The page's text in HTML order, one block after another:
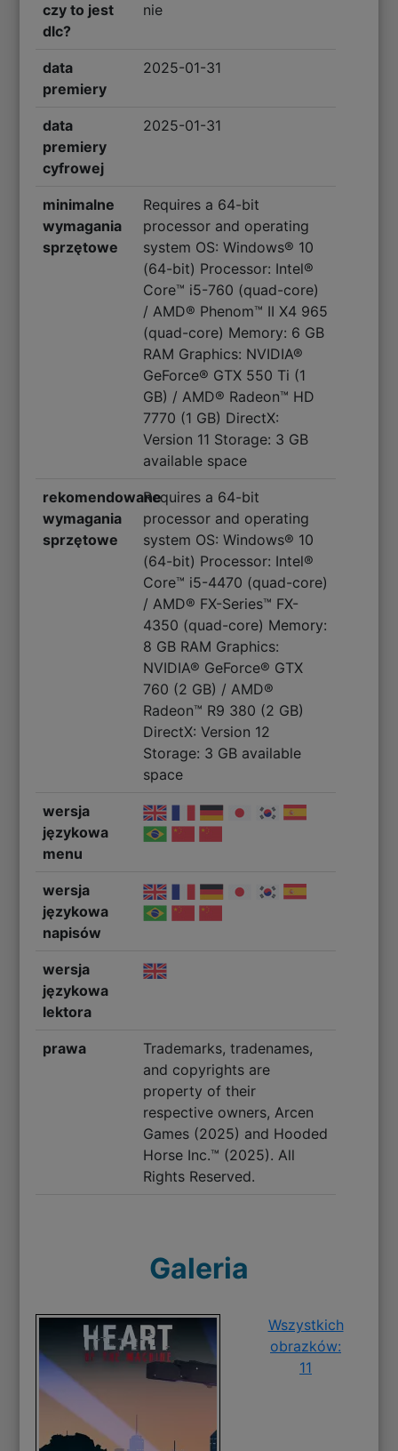
czy to jest
dlc?
nie
data
premiery
2025-01-31
data
premiery
cyfrowej
2025-01-31
minimalne
wymagania
sprzętowe
Requires a 64-bit
processor and operating
system OS: Windows® 10
(64-bit) Processor: Intel®
Core™ i5-760 (quad-core)
/ AMD® Phenom™ II X4 965
(quad-core) Memory: 6 GB
RAM Graphics: NVIDIA®
GeForce® GTX 550 Ti (1
GB) / AMD® Radeon™ HD
7770 (1 GB) DirectX:
Version 11 Storage: 3 GB
available space
rekomendowane
wymagania
sprzętowe
Requires a 64-bit
processor and operating
system OS: Windows® 10
(64-bit) Processor: Intel®
Core™ i5-4470 (quad-core)
/ AMD® FX-Series™ FX-
4350 (quad-core) Memory:
8 GB RAM Graphics:
NVIDIA® GeForce® GTX
760 (2 GB) / AMD®
Radeon™ R9 380 (2 GB)
DirectX: Version 12
Storage: 3 GB available
space
wersja
językowa
menu
wersja
językowa
napisów
wersja
językowa
lektora
prawa
Trademarks, tradenames,
and copyrights are
property of their
respective owners, Arcen
Games (2025) and Hooded
Horse Inc.™ (2025). All
Rights Reserved.
Galeria
Wszystkich
obrazków:
11